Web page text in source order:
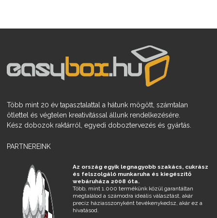
Több mint 20 év tapasztalattal a hátunk mögött, számtalan
ötlettel és végtelen kreativitással állunk rendelkezésére.
Kész dobozok raktárról, egyedi doboztervezés és gyártás.
PARTNEREINK
Az ország egyik legnagyobb szakács, cukrász
és felszolgáló munkaruha és kiegészítő
webáruháza 2008 óta.
Több, mint 1.000 termékünk közül garantáltan
megtalálod a számodra ideális választást, akár
precíz háziasszonyként tevékenykedsz, akár ez a
hivatásod.